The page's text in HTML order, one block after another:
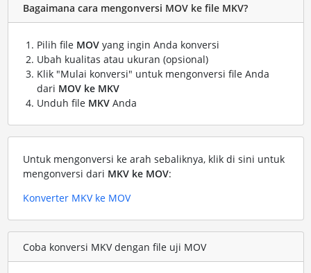
Bagaimana cara mengonversi MOV ke file MKV?
Pilih file MOVyang ingin Anda konversi
Ubah kualitas atau ukuran (opsional)
Klik "Mulai konversi" untuk mengonversi file Anda
dari MOV ke MKV
Unduh file MKVAnda
Untuk mengonversi ke arah sebaliknya, klik di sini untuk
mengonversi dari MKV ke MOV:
Konverter MKV ke MOV
Coba konversi MKV dengan file uji MOV